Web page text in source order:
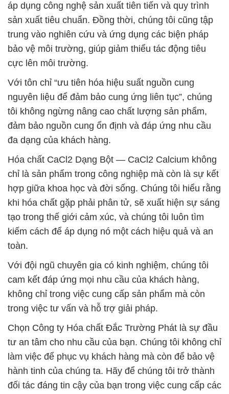
áp dụng công nghệ sản xuất tiên tiến và quy trình
sản xuất tiêu chuẩn. Đồng thời, chúng tôi cũng tập
trung vào nghiên cứu và ứng dụng các biện pháp
bảo vệ môi trường, giúp giảm thiểu tác động tiêu
cực lên môi trường.
Với tôn chỉ “ưu tiên hóa hiệu suất nguồn cung
nguyên liệu để đảm bảo cung ứng liên tục”, chúng
tôi không ngừng nâng cao chất lượng sản phẩm,
đảm bảo nguồn cung ổn định và đáp ứng nhu cầu
đa dạng của khách hàng.
Hóa chất CaCl2 Dạng Bột — CaCl2 Calcium không
chỉ là sản phẩm trong công nghiệp mà còn là sự kết
hợp giữa khoa học và đời sống. Chúng tôi hiểu rằng
khi hóa chất gặp phải phân tử, sẽ xuất hiện sự sáng
tạo trong thế giới cảm xúc, và chúng tôi luôn tìm
kiếm cách để áp dụng nó một cách hiệu quả và an
toàn.
Với đội ngũ chuyên gia có kinh nghiệm, chúng tôi
cam kết đáp ứng mọi nhu cầu của khách hàng,
không chỉ trong việc cung cấp sản phẩm mà còn
trong việc tư vấn và hỗ trợ giải pháp.
Chọn Công ty Hóa chất Đắc Trường Phát là sự đầu
tư an tâm cho nhu cầu của bạn. Chúng tôi không chỉ
làm việc để phục vụ khách hàng mà còn để bảo vệ
hành tinh của chúng ta. Hãy để chúng tôi trở thành
đối tác đáng tin cậy của bạn trong việc cung cấp các